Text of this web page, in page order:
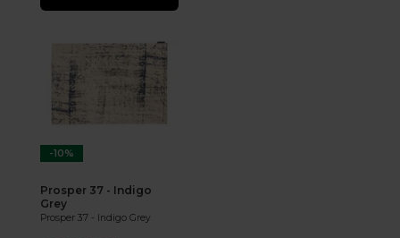
-10%
Prosper 37 - Indigo
Grey
Prosper 37 - Indigo Grey